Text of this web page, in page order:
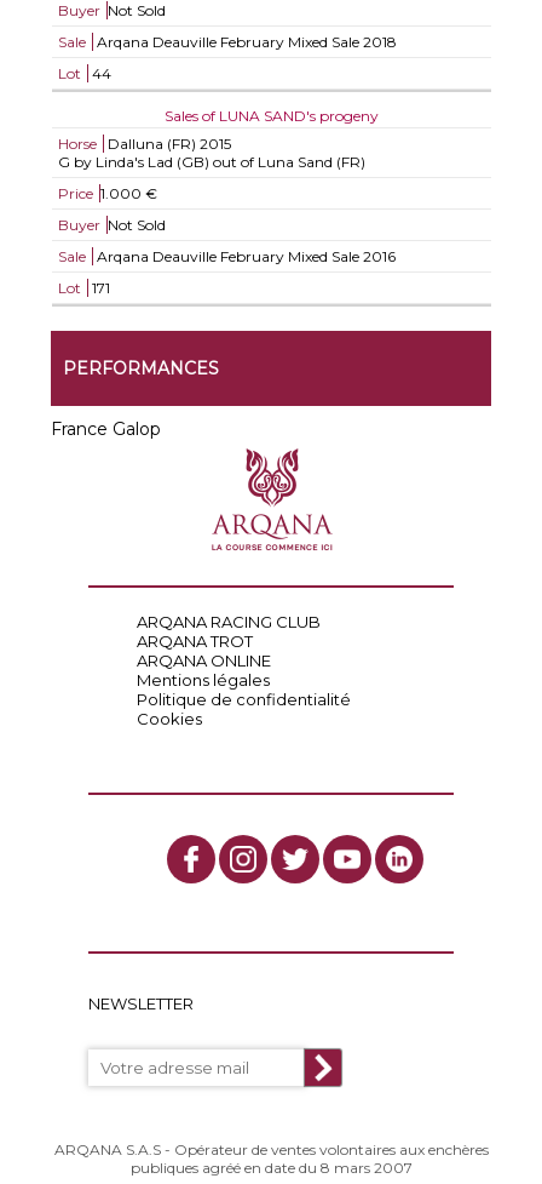
Buyer Not Sold
Sale
Arqana Deauville February Mixed Sale 2018
Lot
44
Sales of LUNA SAND's progeny
Horse
Dalluna (FR) 2015
G by Linda's Lad (GB) out of Luna Sand (FR)
Price 1.000 €
Buyer Not Sold
Sale
Arqana Deauville February Mixed Sale 2016
Lot
171
PERFORMANCES
France Galop
ARQANA RACING CLUB
ARQANA TROT
ARQANA ONLINE
Mentions légales
Politique de confidentialité
Cookies
NEWSLETTER
ARQANA S.A.S - Opérateur de ventes volontaires aux enchères
publiques agréé en date du 8 mars 2007